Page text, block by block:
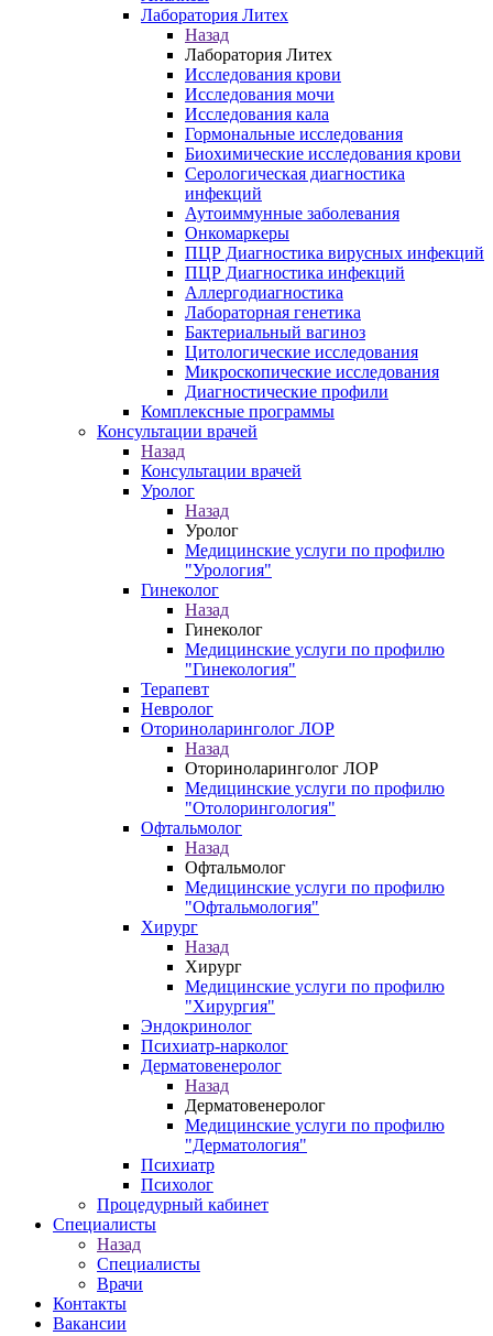
Лаборатория Литех
Назад
Лаборатория Литех
Исследования крови
Исследования мочи
Исследования кала
Гормональные исследования
Биохимические исследования крови
Серологическая диагностика
инфекций
Аутоиммунные заболевания
Онкомаркеры
ПЦР Диагностика вирусных инфекций
ПЦР Диагностика инфекций
Аллергодиагностика
Лабораторная генетика
Бактериальный вагиноз
Цитологические исследования
Микроскопические исследования
Диагностические профили
Комплексные программы
Консультации врачей
Назад
Консультации врачей
Уролог
Назад
Уролог
Медицинские услуги по профилю
"Урология"
Гинеколог
Назад
Гинеколог
Медицинские услуги по профилю
"Гинекология"
Терапевт
Невролог
Оториноларинголог ЛОР
Назад
Оториноларинголог ЛОР
Медицинские услуги по профилю
"Отолорингология"
Офтальмолог
Назад
Офтальмолог
Медицинские услуги по профилю
"Офтальмология"
Хирург
Назад
Хирург
Медицинские услуги по профилю
"Хирургия"
Эндокринолог
Психиатр-нарколог
Дерматовенеролог
Назад
Дерматовенеролог
Медицинские услуги по профилю
"Дерматология"
Психиатр
Психолог
Процедурный кабинет
Специалисты
Назад
Специалисты
Врачи
Контакты
Вакансии